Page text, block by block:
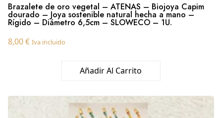
Brazalete de oro vegetal – ATENAS – Biojoya Capim
dourado – Joya sostenible natural hecha a mano –
Rígido – Diámetro 6,5cm – SLOWECO – 1U.
8,00€ Iva incluido
Añadir Al Carrito